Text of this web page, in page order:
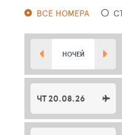
ВСЕ НОМЕРА
НОЧЕЙ
ЧТ 20.08.26